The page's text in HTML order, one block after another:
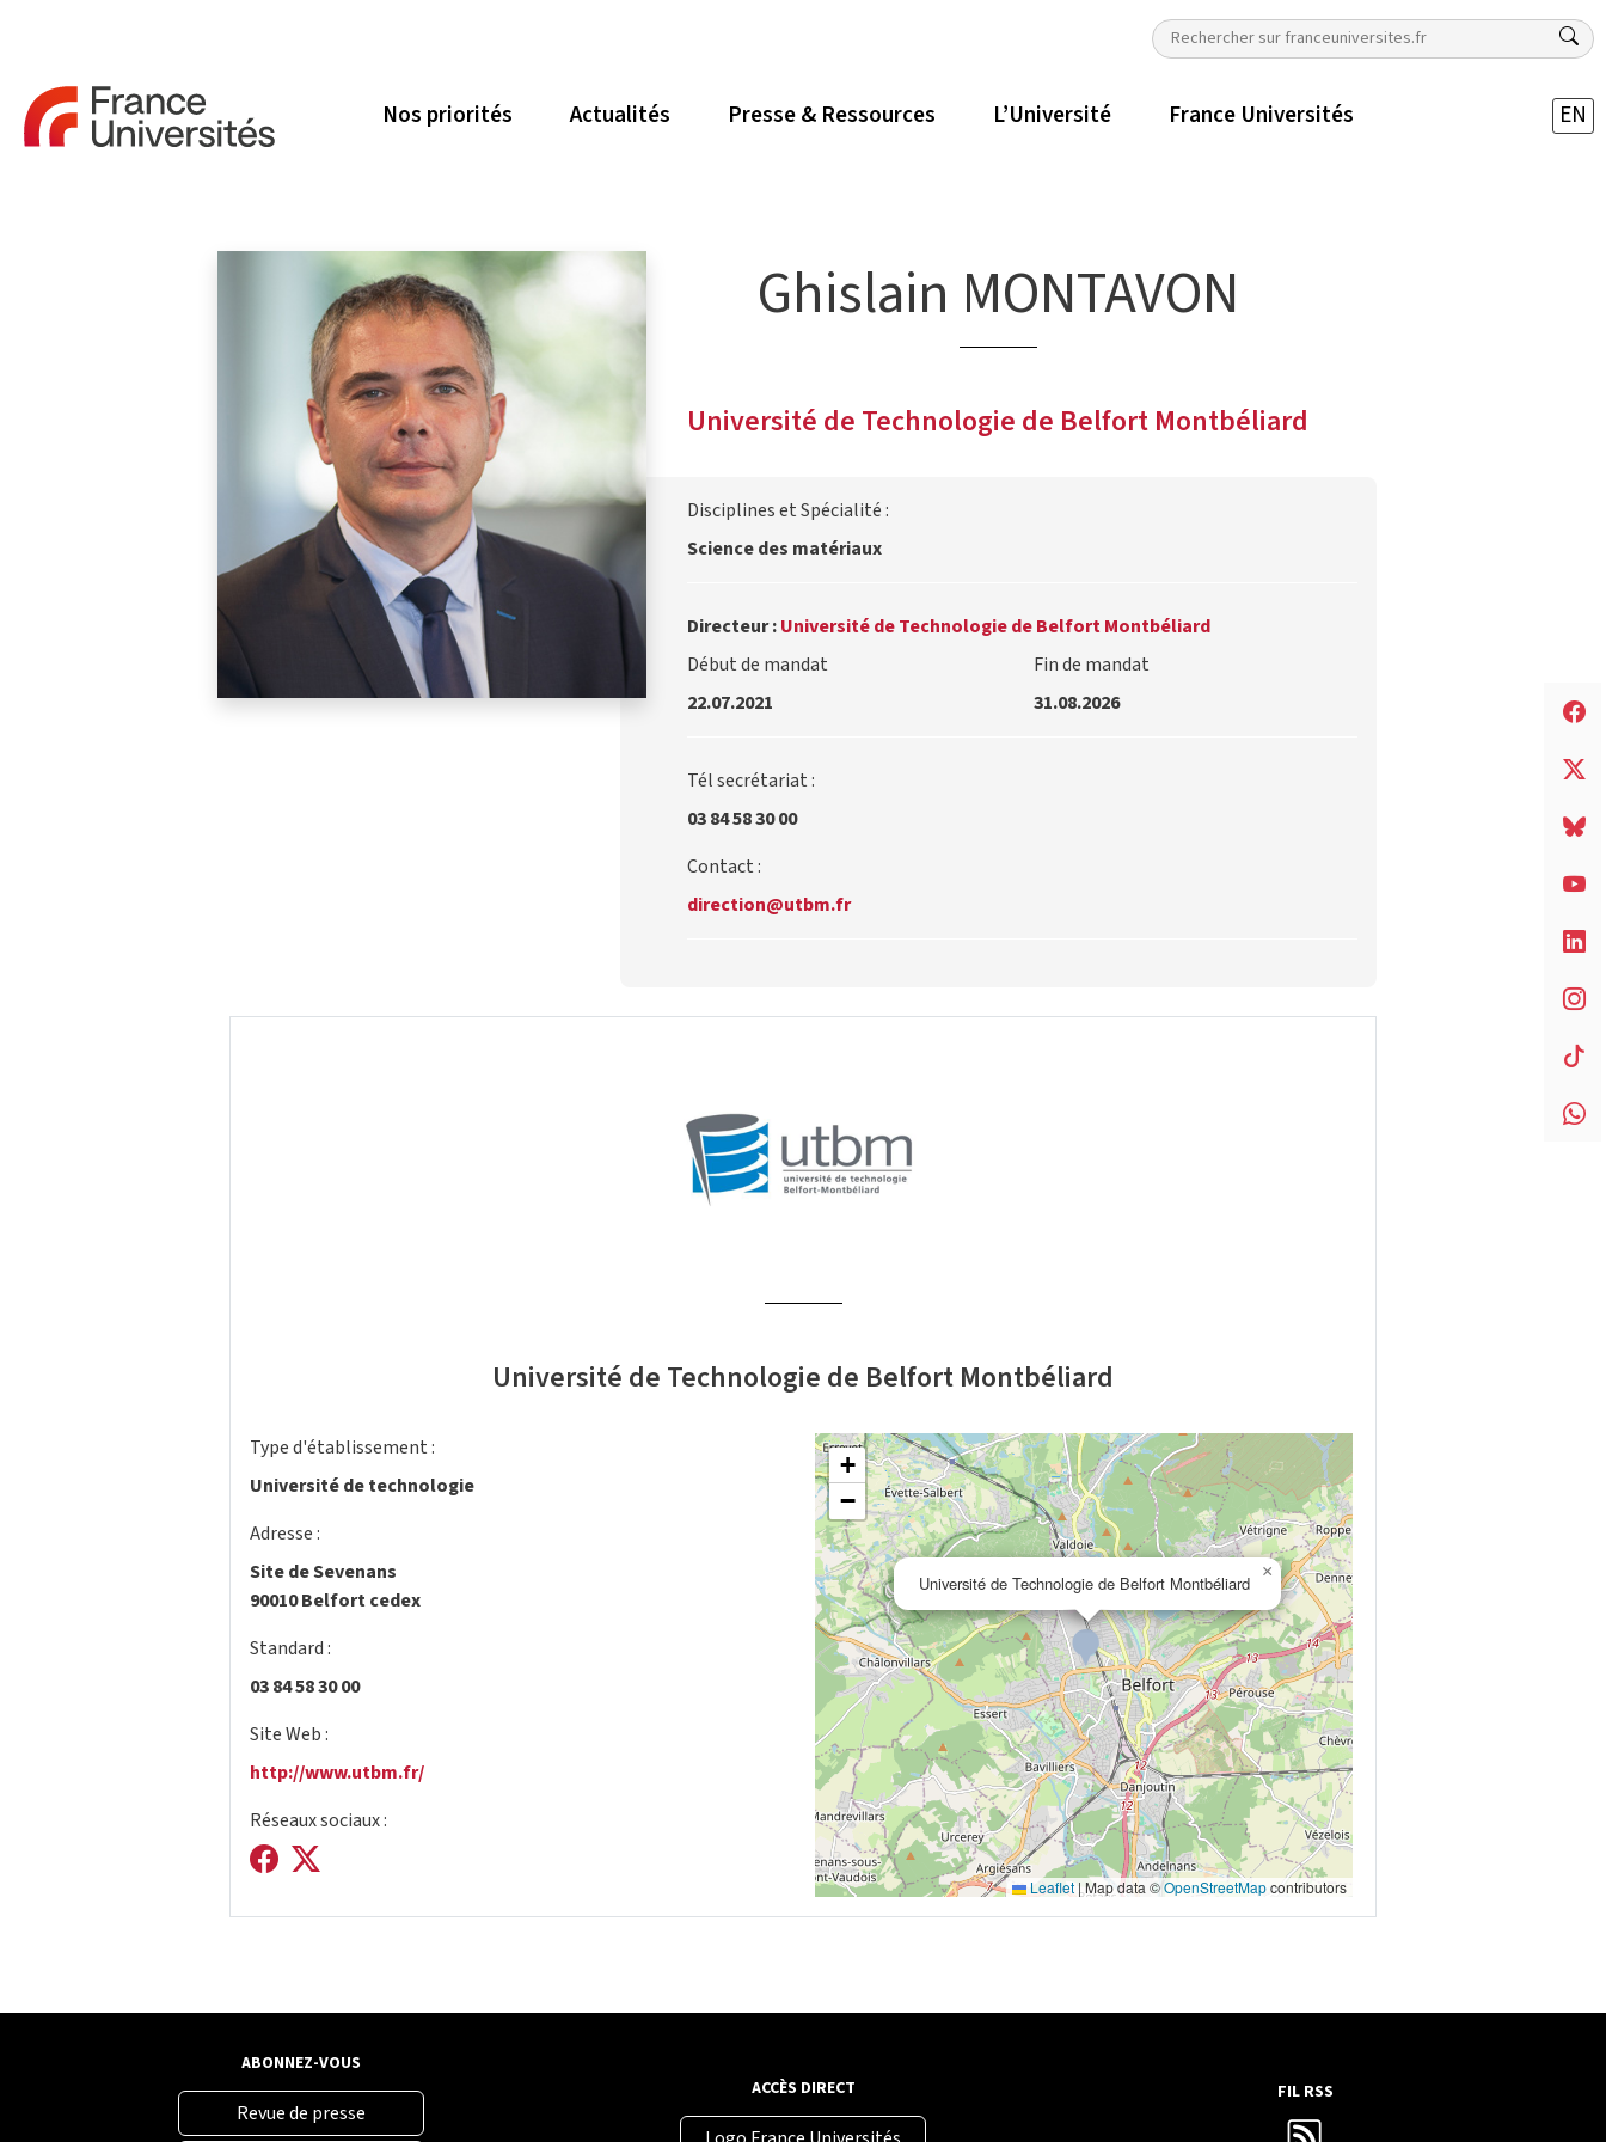
Nos priorités Actualités Presse & Ressources L’Université France Universités EN
Ghislain MONTAVON
Université de Technologie de Belfort Montbéliard
Disciplines et Spécialité :
Science des matériaux
Directeur :Université de Technologie de Belfort Montbéliard
Début de mandat
22.07.2021
Fin de mandat
31.08.2026
Tél secrétariat :
03 84 58 30 00
Contact :
direction@utbm.fr
Université de Technologie de Belfort Montbéliard
Type d'établissement :
Université de technologie
Adresse :
Site de Sevenans
90010 Belfort cedex
Standard :
03 84 58 30 00
Site Web :
http://www.utbm.fr/
Réseaux sociaux :
Université de Technologie de Belfort Montbéliard
×
+
−
Leaflet | Map data ©OpenStreetMapcontributors
ABONNEZ-VOUS
Revue de presse
ACCÈS DIRECT FIL RSS